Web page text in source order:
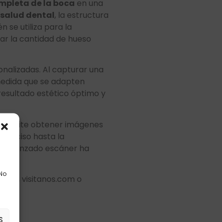
de la boca en una
dental, la estructura
se utiliza para la
la cantidad de hueso
Al capturar una
que se adapten
estético óptimo y
obtener imágenes
hasta la
avanzado escáner ha
visitanos.com o